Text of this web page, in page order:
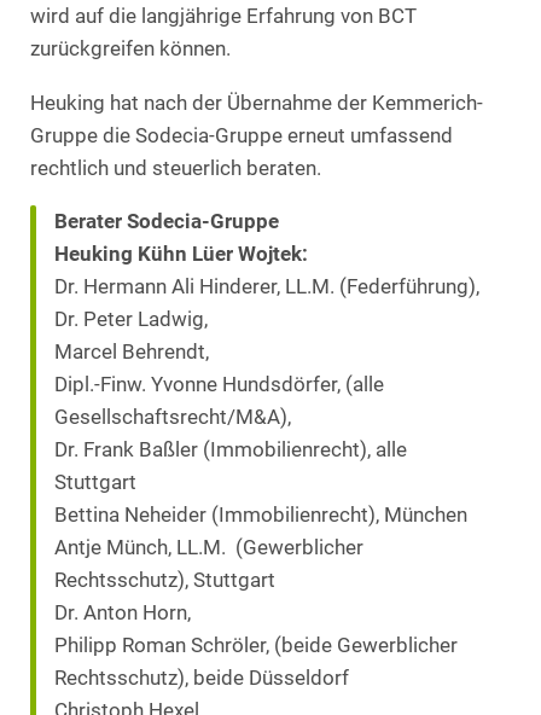
wird auf die langjährige Erfahrung von BCT
zurückgreifen können.
Heuking hat nach der Übernahme der Kemmerich-
Gruppe die Sodecia-Gruppe erneut umfassend
rechtlich und steuerlich beraten.
Berater Sodecia-Gruppe
Heuking Kühn Lüer Wojtek:
Dr. Hermann Ali Hinderer, LL.M. (Federführung),
Dr. Peter Ladwig,
Marcel Behrendt,
Dipl.-Finw. Yvonne Hundsdörfer, (alle
Gesellschaftsrecht/M&A),
Dr. Frank Baßler (Immobilienrecht), alle
Stuttgart
Bettina Neheider (Immobilienrecht), München
Antje Münch, LL.M. (Gewerblicher
Rechtsschutz), Stuttgart
Dr. Anton Horn,
Philipp Roman Schröler, (beide Gewerblicher
Rechtsschutz), beide Düsseldorf